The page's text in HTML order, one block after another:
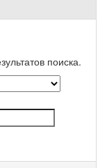
поиска.